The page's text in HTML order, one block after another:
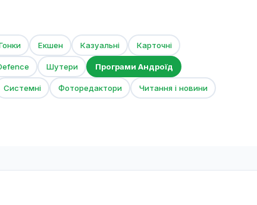
Екшен Казуальні Карточні
Шутери Програми Андроїд
Системні Фоторедактори Читання і новини